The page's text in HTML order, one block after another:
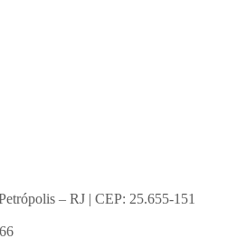
– RJ | CEP: 25.655-151